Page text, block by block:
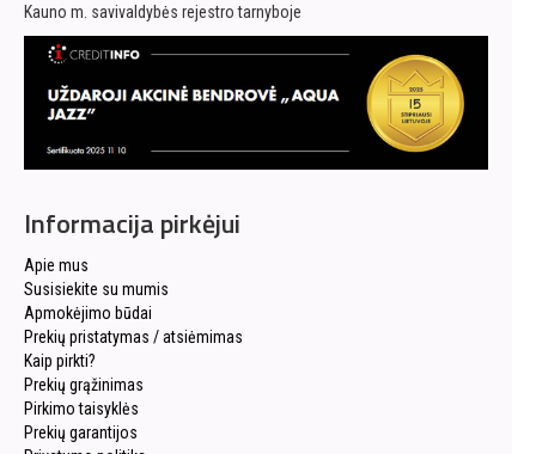
Kauno m. savivaldybės rejestro tarnyboje
Informacija pirkėjui
Apie mus
Susisiekite su mumis
Apmokėjimo būdai
Prekių pristatymas / atsiėmimas
Kaip pirkti?
Prekių grąžinimas
Pirkimo taisyklės
Prekių garantijos